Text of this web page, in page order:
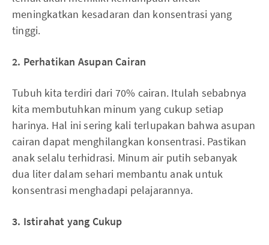
meningkatkan kesadaran dan konsentrasi yang
tinggi.
2. Perhatikan Asupan Cairan
Tubuh kita terdiri dari 70% cairan. Itulah sebabnya
kita membutuhkan minum yang cukup setiap
harinya. Hal ini sering kali terlupakan bahwa asupan
cairan dapat menghilangkan konsentrasi. Pastikan
anak selalu terhidrasi. Minum air putih sebanyak
dua liter dalam sehari membantu anak untuk
konsentrasi menghadapi pelajarannya.
3. Istirahat yang Cukup